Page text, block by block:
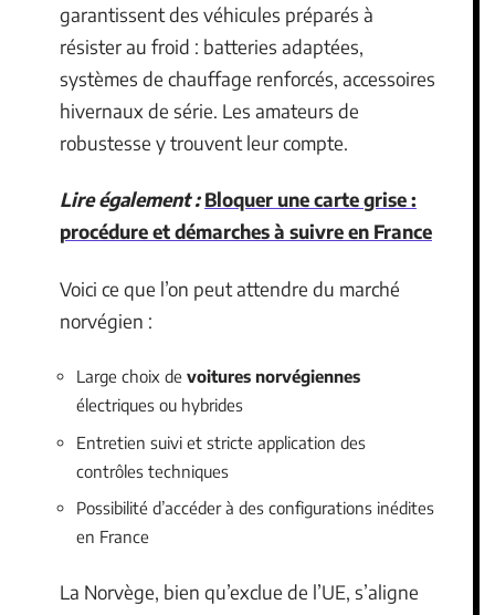
garantissent des véhicules préparés à
résister au froid : batteries adaptées,
systèmes de chauffage renforcés, accessoires
hivernaux de série. Les amateurs de
robustesse y trouvent leur compte.
Lire également : Bloquer une carte grise :
procédure et démarches à suivre en France
Voici ce que l’on peut attendre du marché
norvégien :
Large choix de voitures norvégiennes
électriques ou hybrides
Entretien suivi et stricte application des
contrôles techniques
Possibilité d’accéder à des configurations inédites
en France
La Norvège, bien qu’exclue de l’UE, s’aligne